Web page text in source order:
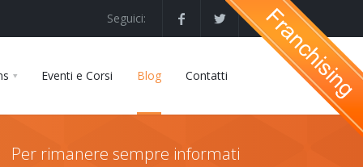
Seguici:
Eventi e Corsi Blog Contatti
Per rimanere sempre informati